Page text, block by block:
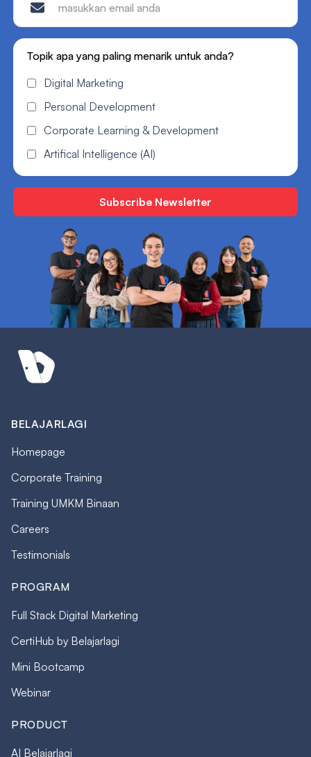
Topik apa yang paling menarik untuk anda?
Digital Marketing
Personal Development
Corporate Learning & Development
Artifical Intelligence (AI)
BELAJARLAGI
Homepage
Corporate Training
Training UMKM Binaan
Careers
Testimonials
PROGRAM
Full Stack Digital Marketing
CertiHub by Belajarlagi
Mini Bootcamp
Webinar
PRODUCT
AI Belajarlagi